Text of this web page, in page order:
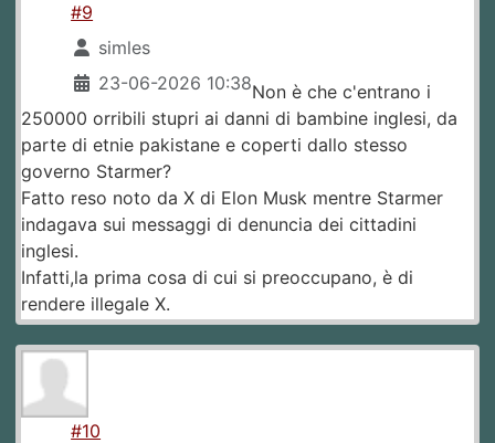
#9
simles
23-06-2026 10:38Non è che c'entrano i
250000 orribili stupri ai danni di bambine inglesi, da
parte di etnie pakistane e coperti dallo stesso
governo Starmer?
Fatto reso noto da X di Elon Musk mentre Starmer
indagava sui messaggi di denuncia dei cittadini
inglesi.
Infatti,la prima cosa di cui si preoccupano, è di
rendere illegale X.
#10